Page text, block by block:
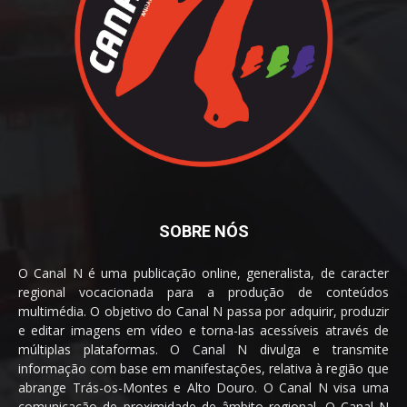
SOBRE NÓS
O Canal N é uma publicação online, generalista, de caracter
regional vocacionada para a produção de conteúdos
multimédia. O objetivo do Canal N passa por adquirir, produzir
e editar imagens em vídeo e torna-las acessíveis através de
múltiplas plataformas. O Canal N divulga e transmite
informação com base em manifestações, relativa à região que
abrange Trás-os-Montes e Alto Douro. O Canal N visa uma